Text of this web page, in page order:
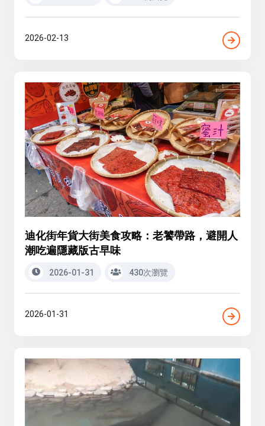
2026-02-13
迪化街年貨大街美食攻略：老饕帶路，避開人
潮吃遍隱藏版古早味
2026-01-31 430次瀏覽
2026-01-31